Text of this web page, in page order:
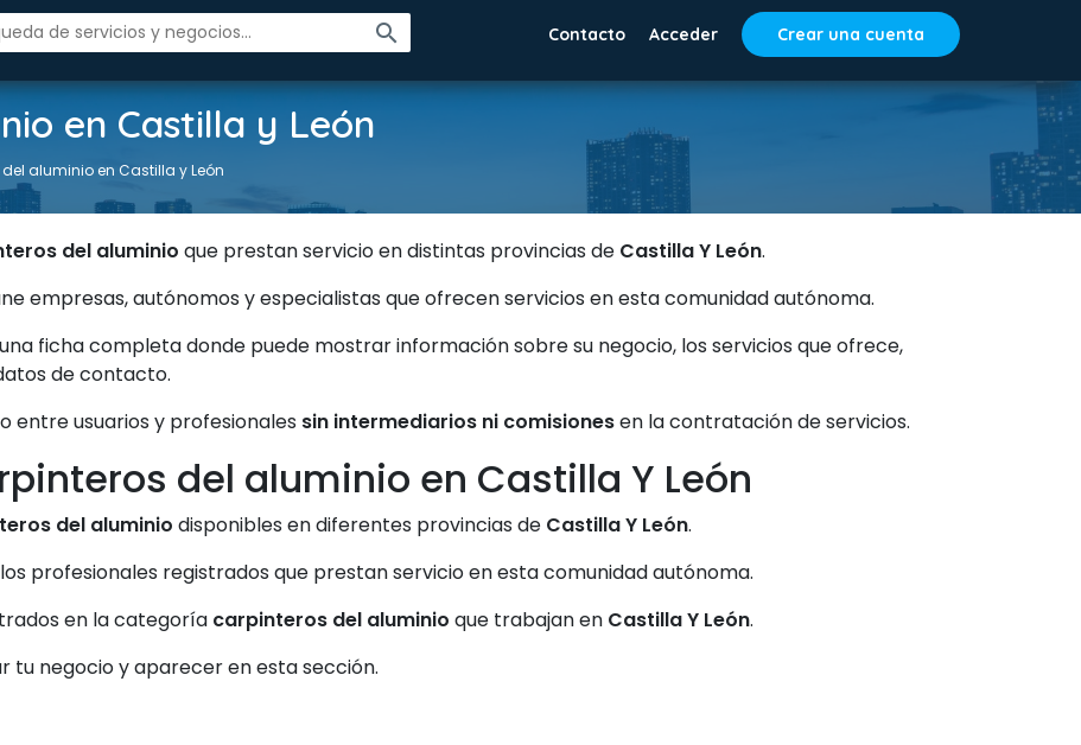
search Contacto Acceder Crear una cuenta
en Castilla y León
aluminio en Castilla y León
del aluminio que prestan servicio en distintas provincias de Castilla Y León.
empresas, autónomos y especialistas que ofrecen servicios en esta comunidad autónoma.
ficha completa donde puede mostrar información sobre su negocio, los servicios que ofrece,
de contacto.
usuarios y profesionales sin intermediarios ni comisionesen la contratación de servicios.
del aluminio en Castilla Y León
del aluminio disponibles en diferentes provincias de Castilla Y León.
profesionales registrados que prestan servicio en esta comunidad autónoma.
en la categoría carpinteros del aluminio que trabajan en Castilla Y León.
tu negocio y aparecer en esta sección.